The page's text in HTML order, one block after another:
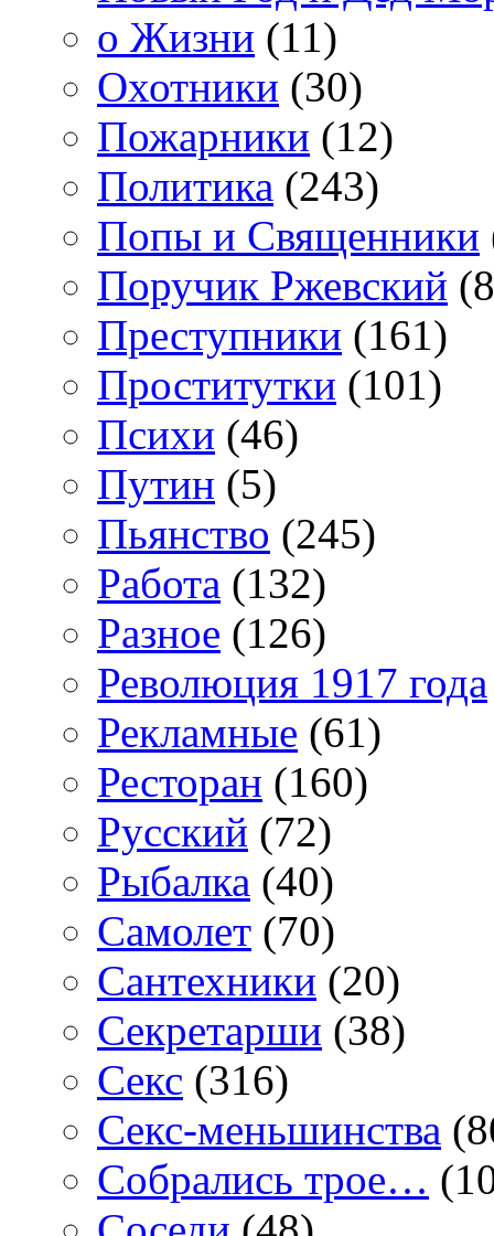
о Жизни (11)
Охотники (30)
Пожарники (12)
Политика (243)
Попы и Священники
Поручик Ржевский
Преступники (161)
Проститутки (101)
Психи (46)
Путин (5)
Пьянство (245)
Работа (132)
Разное (126)
Революция 1917 года
Рекламные (61)
Ресторан (160)
Русский (72)
Рыбалка (40)
Самолет (70)
Сантехники (20)
Секретарши (38)
Секс (316)
Секс-меньшинства
Собрались трое…